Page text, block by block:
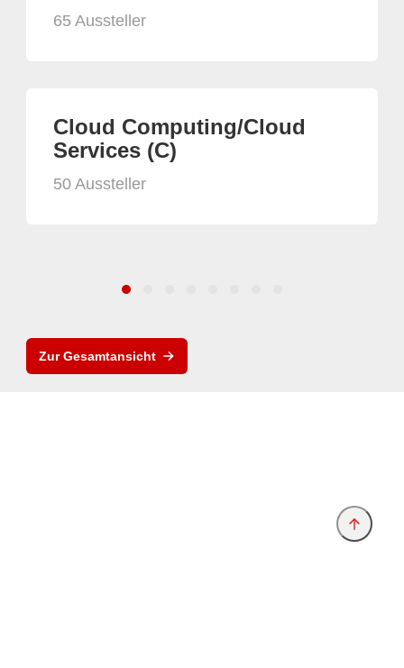
65 Aussteller
Cloud Computing/Cloud
Services (C)
50 Aussteller
Zur Gesamtansicht